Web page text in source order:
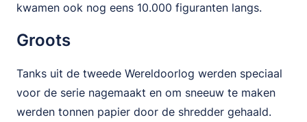
kwamen ook nog eens 10.000 figuranten langs.
Groots
Tanks uit de tweede Wereldoorlog werden speciaal
voor de serie nagemaakt en om sneeuw te maken
werden tonnen papier door de shredder gehaald.